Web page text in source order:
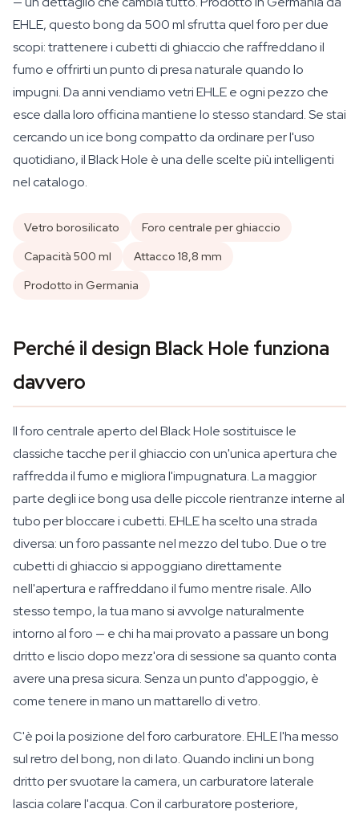
EHLE, questo bong da 500 ml sfrutta quel foro per due
scopi: trattenere i cubetti di ghiaccio che raffreddano il
fumo e offrirti un punto di presa naturale quando lo
impugni. Da anni vendiamo vetri EHLE e ogni pezzo che
esce dalla loro officina mantiene lo stesso standard. Se stai
cercando un ice bong compatto da ordinare per l'uso
quotidiano, il Black Hole è una delle scelte più intelligenti
nel catalogo.
Vetro borosilicato
Foro centrale per ghiaccio
Capacità 500 ml
Attacco 18,8 mm
Prodotto in Germania
Perché il design Black Hole funziona
davvero
Il foro centrale aperto del Black Hole sostituisce le
classiche tacche per il ghiaccio con un'unica apertura che
raffredda il fumo e migliora l'impugnatura. La maggior
parte degli ice bong usa delle piccole rientranze interne al
tubo per bloccare i cubetti. EHLE ha scelto una strada
diversa: un foro passante nel mezzo del tubo. Due o tre
cubetti di ghiaccio si appoggiano direttamente
nell'apertura e raffreddano il fumo mentre risale. Allo
stesso tempo, la tua mano si avvolge naturalmente
intorno al foro — e chi ha mai provato a passare un bong
dritto e liscio dopo mezz'ora di sessione sa quanto conta
avere una presa sicura. Senza un punto d'appoggio, è
come tenere in mano un mattarello di vetro.
C'è poi la posizione del foro carburatore. EHLE l'ha messo
sul retro del bong, non di lato. Quando inclini un bong
dritto per svuotare la camera, un carburatore laterale
lascia colare l'acqua. Con il carburatore posteriore,